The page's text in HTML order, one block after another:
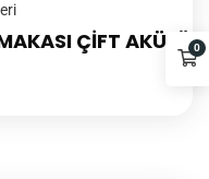
ÇİFT AKÜLÜ 0